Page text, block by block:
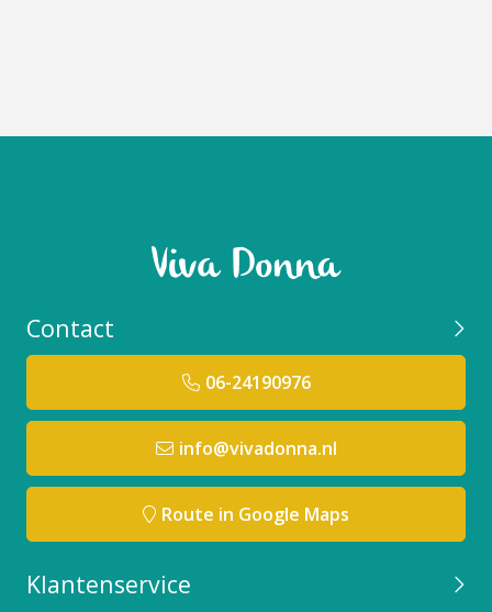
Contact
06-24190976
info@vivadonna.nl
Route in Google Maps
Klantenservice